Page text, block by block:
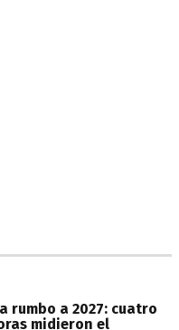
rumbo a 2027: cuatro
midieron el